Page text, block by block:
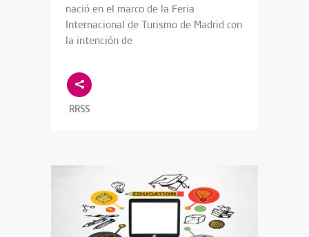
nació en el marco de la Feria
Internacional de Turismo de Madrid con
la intención de
RRSS